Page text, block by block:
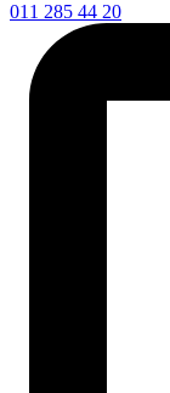
011 285 44 20